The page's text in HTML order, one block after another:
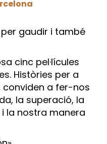
gaudir i també
cinc pel·lícules
Històries per a
conviden a fer-nos
la superació, la
la nostra manera